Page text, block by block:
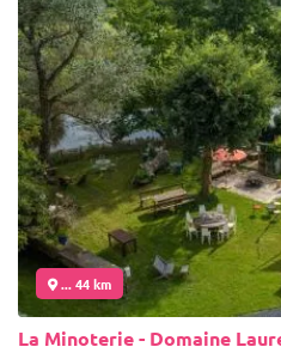
... 44 km
La Minoterie - Domaine